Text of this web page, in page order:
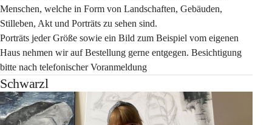
Menschen, welche in Form von Landschaften, Gebäuden,
Stilleben, Akt und Porträts zu sehen sind.
Porträts jeder Größe sowie ein Bild zum Beispiel vom eigenen
Haus nehmen wir auf Bestellung gerne entgegen. Besichtigung
bitte nach telefonischer Voranmeldung
Schwarzl